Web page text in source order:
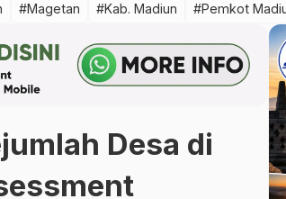
#Magetan #Kab. Madiun #Pemkot
Desa di